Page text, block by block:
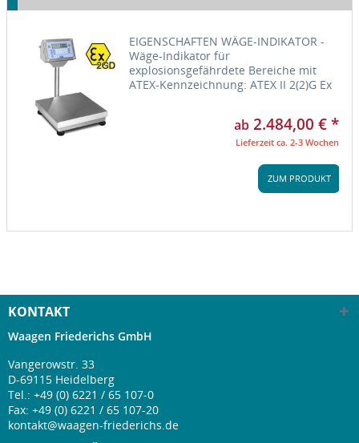
EIGENSCHAFTEN WÄGE-INDIKATOR -
Wäge-Indikator für
explosionsgefährdete Bereiche mit
ATEX-Kennzeichnung: ATEX II 2(2)G Ex
ab 2.484,00 € *
Lieferzeit ca. 2-3 Wochen
ZUM PRODUKT
KONTAKT
Waagen Friederichs GmbH
Vangerowstr. 33
D-69115 Heidelberg
Tel.: +49 (0) 6221 / 65 107-0
Fax: +49 (0) 6221 / 65 107-20
kontakt@waagen-friederichs.de